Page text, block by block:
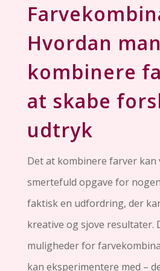
Hvordan
kombinere
at skabe
udtryk
Det at kombinere farver kan
smertefuld opgave for
faktisk en udfordring, der
kreative og sjove resultater.
muligheder for
kan eksperimentere med –